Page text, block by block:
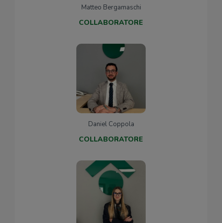
Matteo Bergamaschi
COLLABORATORE
Daniel Coppola
COLLABORATORE